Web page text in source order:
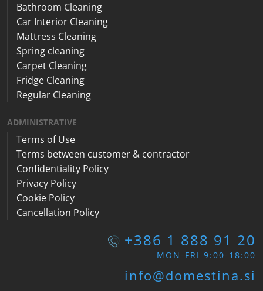
Bathroom Cleaning
Car Interior Cleaning
Mattress Cleaning
Spring cleaning
Carpet Cleaning
Fridge Cleaning
Regular Cleaning
ADMINISTRATIVE
Terms of Use
Terms between customer & contractor
Confidentiality Policy
Privacy Policy
Cookie Policy
Cancellation Policy
+386 1 888 91 20
MON-FRI 9:00-18:00
info@domestina.si